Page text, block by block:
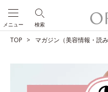
検索
メニュー
TOP マガジン（美容情報・読み